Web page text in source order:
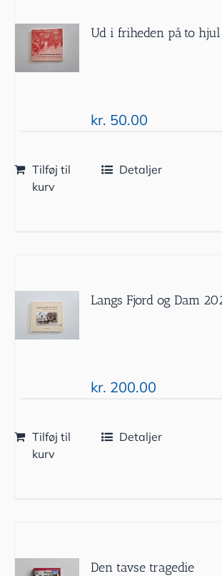
Ud i friheden på to hjul
kr. 50.00
Tilføj til
kurv
Detaljer
Langs Fjord og Dam
kr. 200.00
Tilføj til
kurv
Detaljer
Den tavse tragedie